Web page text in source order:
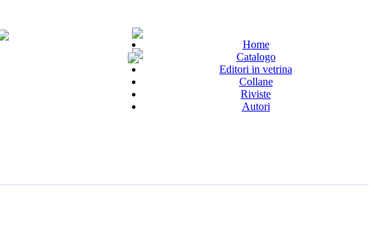
Home
Catalogo
Editori in vetrina
Collane
Riviste
Autori